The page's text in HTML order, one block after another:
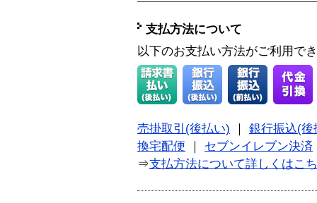
支払方法について
以下のお支払い方法がご利用で
売掛取引(後払い)
銀行振込(後
換宅配便
セブンイレブン決済
⇒支払方法について詳しくはこ